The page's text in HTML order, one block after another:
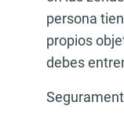
persona
propios
debes